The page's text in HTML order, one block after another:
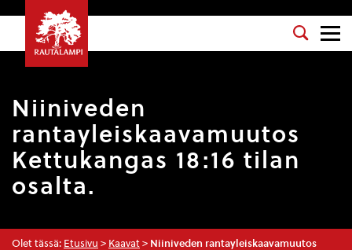
Niiniveden
rantayleiskaavamuutos
Kettukangas 18:16 tilan
osalta.
Olet tässä: Etusivu > Kaavat > Niiniveden rantayleiskaavamuutos